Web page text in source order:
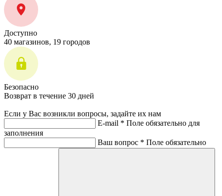
Доступно
40 магазинов, 19 городов
Безопасно
Возврат в течение 30 дней
Если у Вас возникли вопросы, задайте их нам
E-mail * Поле обязательно для
заполнения
Ваш вопрос * Поле обязательно